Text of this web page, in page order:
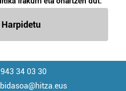
Harpidetu
943 34 03 30